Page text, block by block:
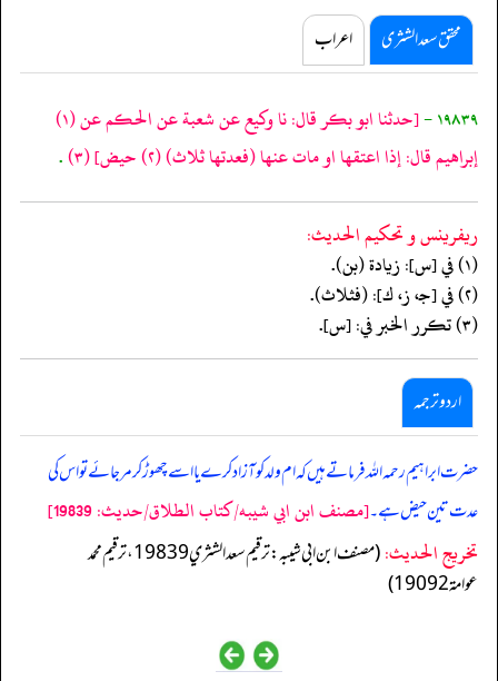
محقق سعد الشثری اعراب
١٩٨٣٩ - [حدثنا ابو بكر قال: نا وكيع عن شعبة عن الحكم عن(١)
إبراهيم قال: إذا اعتقها او مات عنها(فعدتها ثلاث)(٢) حيض](٣) .
ريفرينس و تحكيم الحدیث:
(١) في [س]: زيادة (بن).
(٢) في [جـ، ز، ك]: (فثلاث).
(٣) تكرر الخبر في: [س].
اردو ترجمہ
حضرت ابراہیم رحمہ اللہ فرماتے ہیں کہ ام ولد کو آزاد کرے یا اسے چھوڑ کر مرجائے تو اس کی
عدت تین حیض ہے۔[مصنف ابن ابي شيبه/كتاب الطلاق/حدیث: 19839]
تخریج الحدیث:
(مصنف ابن ابي شيبه: ترقيم سعد الشثري 19839، ترقيم محمد
عوامة 19092)